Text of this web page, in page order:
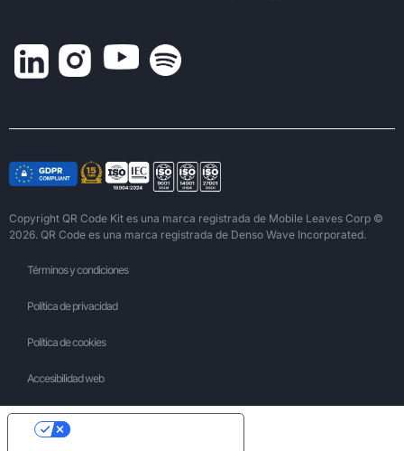
Copyright QR Code Kit es una marca registrada de Mobile Leaves Corp ©
2026. QR Code es una marca registrada de Denso Wave Incorporated.
Términos y condiciones
Política de privacidad
Política de cookies
Accesibilidad web
Your Privacy Choices